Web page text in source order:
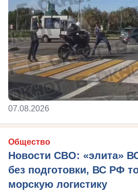
07.08.2026
Общество
Новости СВО: «элита»
без подготовки, ВС РФ
морскую логистику